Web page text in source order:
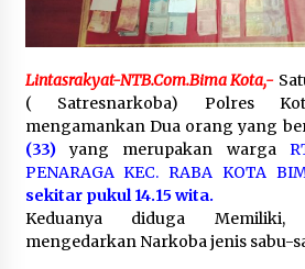
Pelarian terduga Otak Curanmor di
kempo, Berakhir di tangan Tim Opsnal
3 minggu ago
Tim Opsnal Polsek Kempo Amankan
Terduga Curanmor yang sempat jadi
selama Sepekan
3 minggu ago
Tim Opsnal Polsek Kempo Amankan
Lintasrakyat-NTB.Com.Bima Kota,-
( Satresnarkoba) Polres
mengamankan Dua orang yang
(33)
yang merupakan warga
PENARAGA KEC. RABA KOTA
sekitar pukul 14.15 wita.
Keduanya diduga Memiliki,
mengedarkan Narkoba jenis sabu-